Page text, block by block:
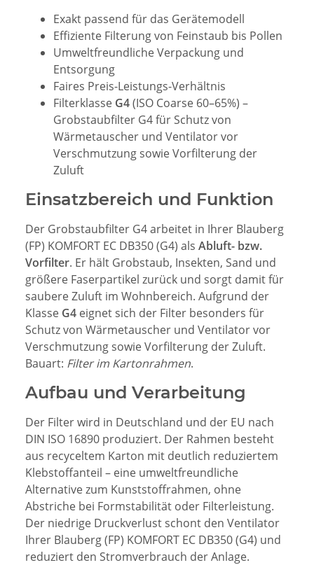
Exakt passend für das Gerätemodell
Effiziente Filterung von Feinstaub bis Pollen
Umweltfreundliche Verpackung und
Entsorgung
Faires Preis-Leistungs-Verhältnis
Filterklasse G4(ISO Coarse 60–65%) –
Grobstaubfilter G4 für Schutz von
Wärmetauscher und Ventilator vor
Verschmutzung sowie Vorfilterung der
Zuluft
Einsatzbereich und Funktion
Der Grobstaubfilter G4 arbeitet in Ihrer Blauberg
(FP) KOMFORT EC DB350 (G4) als Abluft- bzw.
Vorfilter. Er hält Grobstaub, Insekten, Sand und
größere Faserpartikel zurück und sorgt damit für
saubere Zuluft im Wohnbereich. Aufgrund der
Klasse G4 eignet sich der Filter besonders für
Schutz von Wärmetauscher und Ventilator vor
Verschmutzung sowie Vorfilterung der Zuluft.
Bauart: Filter im Kartonrahmen.
Aufbau und Verarbeitung
Der Filter wird in Deutschland und der EU nach
DIN ISO 16890 produziert. Der Rahmen besteht
aus recyceltem Karton mit deutlich reduziertem
Klebstoffanteil – eine umweltfreundliche
Alternative zum Kunststoffrahmen, ohne
Abstriche bei Formstabilität oder Filterleistung.
Der niedrige Druckverlust schont den Ventilator
Ihrer Blauberg (FP) KOMFORT EC DB350 (G4) und
reduziert den Stromverbrauch der Anlage.